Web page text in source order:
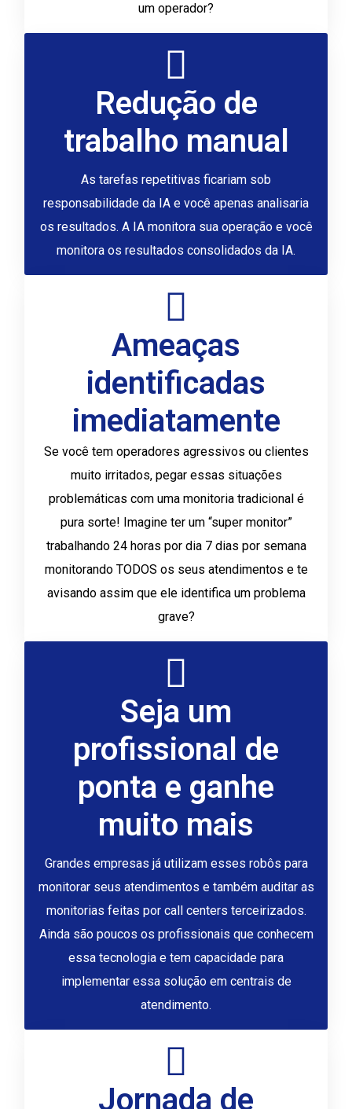
um operador?
Redução de
trabalho manual
As tarefas repetitivas ficariam sob
responsabilidade da IA e você apenas analisaria
os resultados. A IA monitora sua operação e você
monitora os resultados consolidados da IA.
Ameaças
identificadas
imediatamente
Se você tem operadores agressivos ou clientes
muito irritados, pegar essas situações
problemáticas com uma monitoria tradicional é
pura sorte! Imagine ter um “super monitor”
trabalhando 24 horas por dia 7 dias por semana
monitorando TODOS os seus atendimentos e te
avisando assim que ele identifica um problema
grave?
Seja um
profissional de
ponta e ganhe
muito mais
Grandes empresas já utilizam esses robôs para
monitorar seus atendimentos e também auditar as
monitorias feitas por call centers terceirizados.
Ainda são poucos os profissionais que conhecem
essa tecnologia e tem capacidade para
implementar essa solução em centrais de
atendimento.
Jornada de